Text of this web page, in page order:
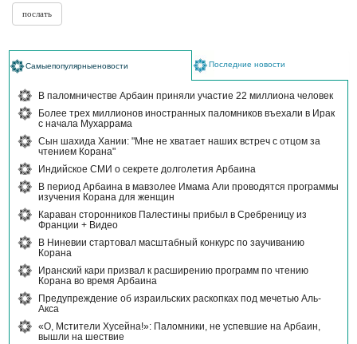
Самыепопулярныеновости Последние новости
В паломничестве Арбаин приняли участие 22 миллиона человек
Более трех миллионов иностранных паломников въехали в Ирак
с начала Мухаррама
Сын шахида Хании: "Мне не хватает наших встреч с отцом за
чтением Корана"
Индийское СМИ о секрете долголетия Арбаина
В период Арбаина в мавзолее Имама Али проводятся программы
изучения Корана для женщин
Караван сторонников Палестины прибыл в Сребреницу из
Франции + Видео
В Ниневии стартовал масштабный конкурс по заучиванию
Корана
Иранский кари призвал к расширению программ по чтению
Корана во время Арбаина
Предупреждение об израильских раскопках под мечетью Аль-
Акса
«О, Мстители Хусейна!»: Паломники, не успевшие на Арбаин,
вышли на шествие